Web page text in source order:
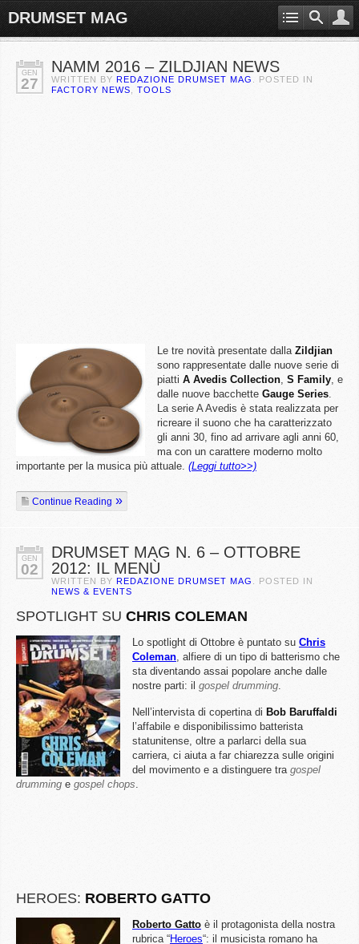
DRUMSET MAG
GEN
27
NAMM 2016 – ZILDJIAN NEWS
WRITTEN BY REDAZIONE DRUMSET MAG
. POSTED IN
FACTORY NEWS
TOOLS
Le tre novità presentate dalla Zildjian
sono rappresentate dalle nuove serie di
piatti A Avedis Collection, S Family, e
dalle nuove bacchette Gauge Series.
La serie A Avedis è stata realizzata per
ricreare il suono che ha caratterizzato
gli anni 30, fino ad arrivare agli anni 60,
ma con un carattere moderno molto
importante per la musica più attuale. (Leggi tutto>>)
Continue Reading
GEN
02
DRUMSET MAG N. 6 – OTTOBRE
2012: IL MENÙ
WRITTEN BY REDAZIONE DRUMSET MAG
. POSTED IN
NEWS & EVENTS
SPOTLIGHT SU CHRIS COLEMAN
Lo spotlight di Ottobre è puntato su Chris
Coleman, alfiere di un tipo di batterismo che
sta diventando assai popolare anche dalle
nostre parti: il gospel drumming.
Nell’intervista di copertina di Bob Baruffaldi
l’affabile e disponibilissimo batterista
statunitense, oltre a parlarci della sua
carriera, ci aiuta a far chiarezza sulle origini
del movimento e a distinguere tra gospel
drumming e gospel chops.
HEROES: ROBERTO GATTO
Roberto Gatto è il protagonista della nostra
rubrica “Heroes“: il musicista romano ha